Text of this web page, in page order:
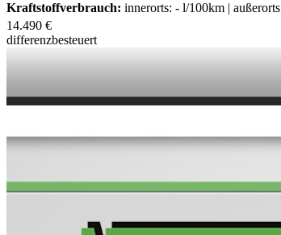
Kraftstoffverbrauch: innerorts: - l/100km |
14.490 €
differenzbesteuert